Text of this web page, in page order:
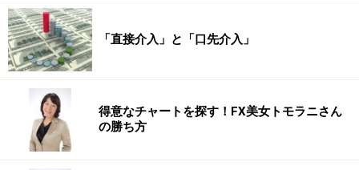
「直接介入」と「口先介入」
得意なチャートを探す！FX美女トモラニさん
の勝ち方